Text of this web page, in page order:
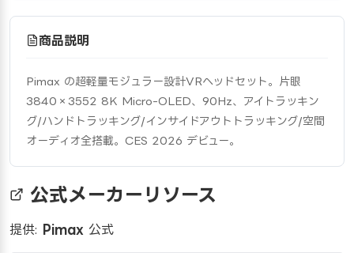
商品説明
Pimax の超軽量モジュラー設計VRヘッドセット。片眼
3840×3552 8K Micro-OLED、90Hz、アイトラッキン
グ/ハンドトラッキング/インサイドアウトトラッキング/空間
オーディオ全搭載。CES 2026 デビュー。
公式メーカーリソース
提供: Pimax 公式